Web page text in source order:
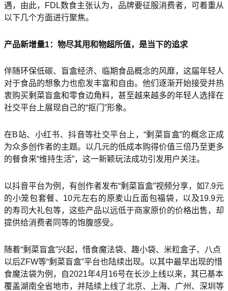
遇，由此，FDL数食主张认为，品牌要征服消费者，可着重从
以下几个方面进行聚焦。
产品新增量1：物尽其用和物超所值，是当下的追求
伴随环保低碳、盲盒经济、临期食品概念的风靡，这届年轻人
对于食品的想象力也愈发丰富和自由。他们逐渐开始接受并热
衷购买剩菜盲盒和零食边角料，甚至越来越多的年轻人选择在
社交平台上展现自己的“抠门”形象。
在B站、小红书、抖音等社交平台上，“剩菜盲盒”的概念正成
为众多创作者的主题。以几元的低成本购得价值三倍乃至更多
的餐食来“维持生活”，这一新颖玩法成功引发用户关注。
以抖音平台为例，有创作者发布“剩菜盲盒”视频分享，如7.9元
的小笼包套餐、10元左右的原麦山丘面包福袋，以及19.9元
的寿司大礼包等，这些产品以远低于商家原价的价格出售，却
提供给消费者同等的饱腹感受。
随着“剩菜盲盒”兴起，惜食魔法袋、趣小袋、米粒盒子、八点
以后ZFW等“剩菜盲盒”平台也陆续出现。以其中最早出现的惜
食魔法袋为例，自2021年4月16号在长沙上线以来，其已基本
覆盖湖南全省地市，并陆续上线了北京、上海、广州、深圳等